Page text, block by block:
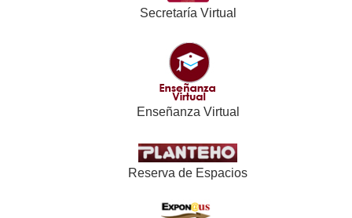
Secretaría Virtual
Enseñanza Virtual
Reserva de Espacios